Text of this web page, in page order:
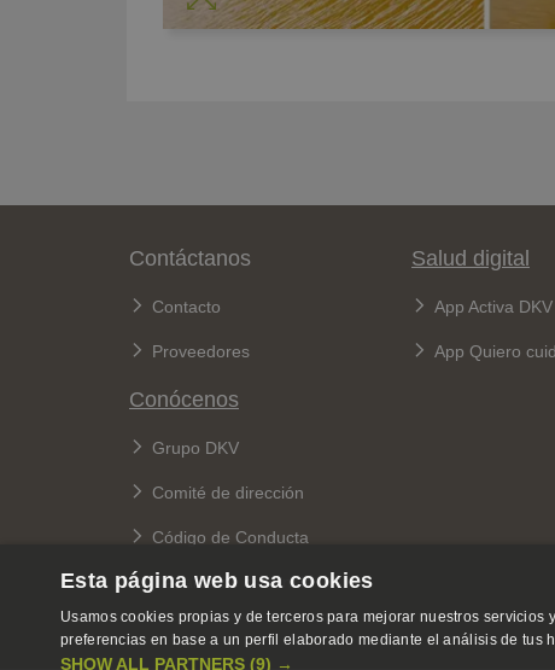
Pie de página
Contáctanos
Contacto
Proveedores
Conócenos
Grupo DKV
Comité de dirección
Código de Conducta
Canales de denuncia
Salud digital
App Activa DKV
App Quiero
Esta página web usa cookies
Usamos cookies propias y de terceros para mejorar nuestros
preferencias en base a un perfil elaborado mediante el análisis de tus
SHOW ALL PARTNERS (9) →